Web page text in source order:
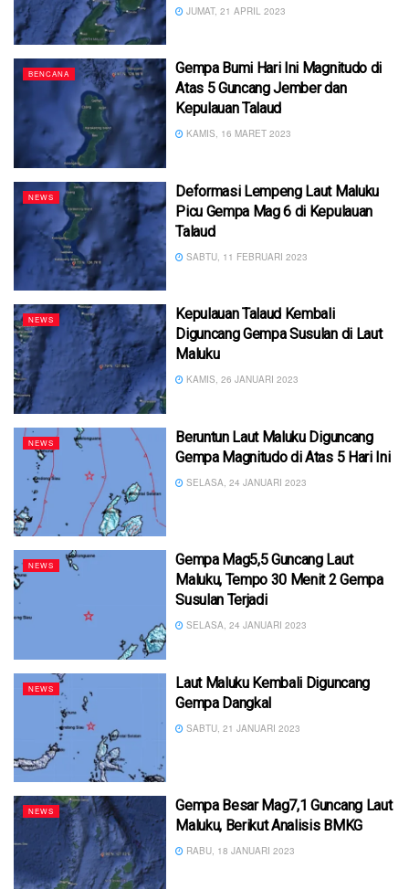
JUMAT, 21 APRIL 2023
BENCANA
Gempa Bumi Hari Ini Magnitudo di
Atas 5 Guncang Jember dan
Kepulauan Talaud
KAMIS, 16 MARET 2023
NEWS
Deformasi Lempeng Laut Maluku
Picu Gempa Mag 6 di Kepulauan
Talaud
SABTU, 11 FEBRUARI 2023
NEWS
Kepulauan Talaud Kembali
Diguncang Gempa Susulan di Laut
Maluku
KAMIS, 26 JANUARI 2023
NEWS
Beruntun Laut Maluku Diguncang
Gempa Magnitudo di Atas 5 Hari Ini
SELASA, 24 JANUARI 2023
NEWS
Gempa Mag5,5 Guncang Laut
Maluku, Tempo 30 Menit 2 Gempa
Susulan Terjadi
SELASA, 24 JANUARI 2023
NEWS
Laut Maluku Kembali Diguncang
Gempa Dangkal
SABTU, 21 JANUARI 2023
NEWS
Gempa Besar Mag7,1 Guncang Laut
Maluku, Berikut Analisis BMKG
RABU, 18 JANUARI 2023